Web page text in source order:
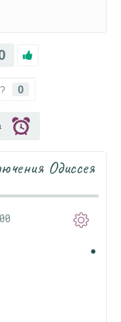
0
Одиссея